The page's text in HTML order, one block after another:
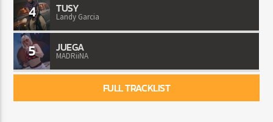
4 TUSY
Landy Garcia
5 JUEGA
MADRiiNA
FULL TRACKLIST